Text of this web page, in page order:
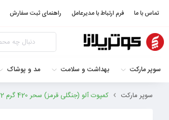
تماس با ما فرم ارتباط با مدیرعامل راهنمای ثبت سفارش
سوپر مارکت بهداشت و سلامت مد و پوشاک
سوپر مارکت کمپوت آلو (جنگلی قرمز) سحر 420 گرم 6260308302822